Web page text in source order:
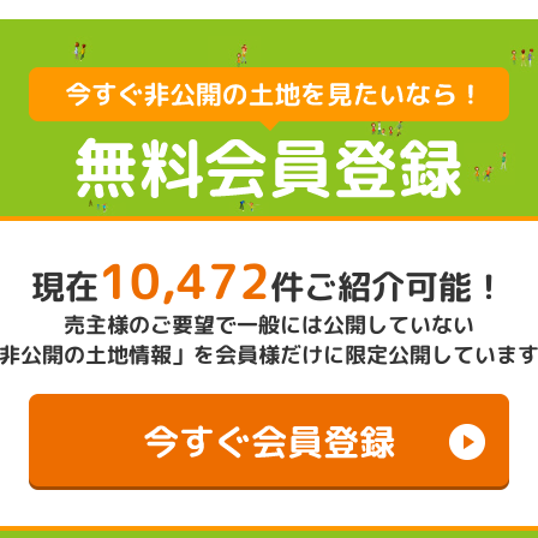
現在10,472件ご紹介可能！
売主様のご要望で一般には公開していない
公開の土地情報」を会員様だけに限定公開していま